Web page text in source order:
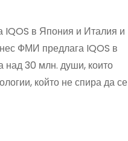
в Япония и Италия и
ФМИ предлага IQOS в
над 30 млн. души, които
който не спира да се